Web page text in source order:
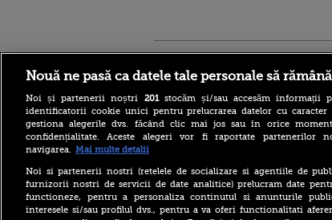
Nivelul scăzut al Dunării a
scos la iveală fundațiile
unui pod roman vechi de
aproape 1.700 de ani. FOTO
Nouă ne pasă ca datele tale personale să
Noi și partenerii noștri 201stocăm și/sau accesăm informații
identificatorii cookie unici pentru prelucrarea datelor cu caracter
gestiona alegerile dvs. făcând clic mai jos sau în orice
confidențialitate. Aceste alegeri vor fi raportate
navigarea. Mai multe detalii
Noi si partenerii nostri (retelele de socializare si agentiile de
furnizorii nostri de servicii de date analitice) prelucram date
functioneze, pentru a personaliza continutul si anunturile
interesele si/sau profilul dvs., pentru a va oferi functionalitati